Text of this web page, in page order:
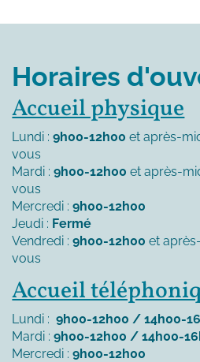
Horaires
Accueil physique
Lundi :9h00-12h00 et après-
vous
Mardi :9h00-12h00 et après-
vous
Mercredi :9h00-12h00
Jeudi : Fermé
Vendredi :9h00-12h00 et
vous
Accueil
Lundi :9h00-12h00 / 14h00-
Mardi :9h00-12h00 / 14h00-
Mercredi :9h00-12h00